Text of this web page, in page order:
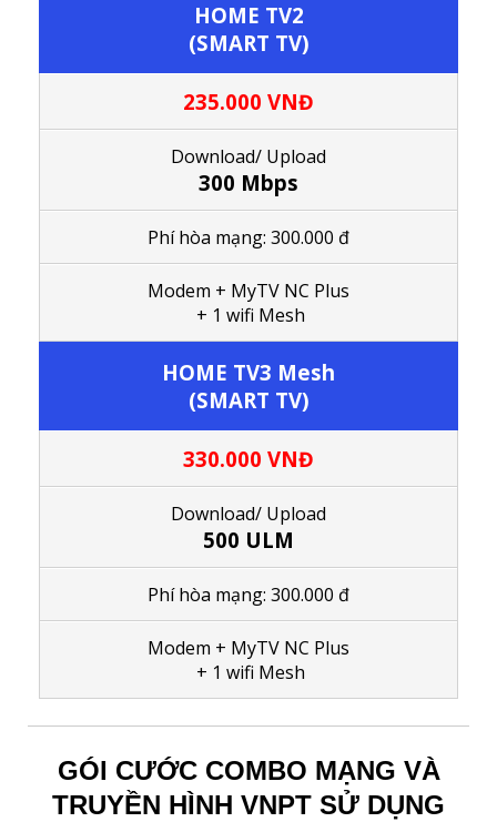
HOME TV2
(SMART TV)
235.000 VNĐ
Download/ Upload
300 Mbps
Phí hòa mạng: 300.000 đ
Modem + MyTV NC Plus
+ 1 wifi Mesh
HOME TV3 Mesh
(SMART TV)
330.000 VNĐ
Download/ Upload
500 ULM
Phí hòa mạng: 300.000 đ
Modem + MyTV NC Plus
+ 1 wifi Mesh
GÓI CƯỚC COMBO MẠNG VÀ
TRUYỀN HÌNH VNPT SỬ DỤNG